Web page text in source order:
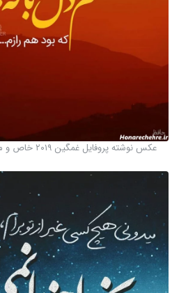
عکس نوشته پروفایل غمگین ۲۰۱۹ خاص و معنی دار ( عکس پروفایل زیبا )